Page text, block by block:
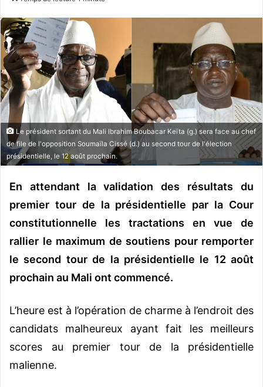
r
u
n
u
r
r
e
l
Le président sortant du Mali Ibrahim Boubacar Keïta (g.) sera face au chef
de file de l'opposition Soumaïla Cissé (d.) au second tour de l'élection
présidentielle, le 12 août prochain.
En attendant la validation des résultats du
premier tour de la présidentielle par la Cour
constitutionnelle les tractations en vue de
rallier le maximum de soutiens pour remporter
le second tour de la présidentielle le 12 août
prochain au Mali ont commencé.
L’heure est à l’opération de charme à l’endroit des
candidats malheureux ayant fait les meilleurs
scores au premier tour de la présidentielle
malienne.